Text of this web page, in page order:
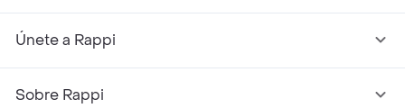
Únete a Rappi
Sobre Rappi